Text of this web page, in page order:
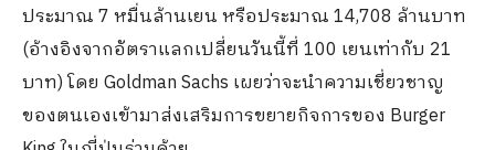
ประมาณ 7 หมื่นล้านเยน หรือประมาณ 14,708 ล้านบาท
(อ้างอิงจากอัตราแลกเปลี่ยนวันนี้ที่ 100 เยนเท่ากับ 21
บาท)โดย Goldman Sachs เผยว่าจะนำความเชี่ยวชาญ
ของตนเองเข้ามาส่งเสริมการขยายกิจการของ Burger